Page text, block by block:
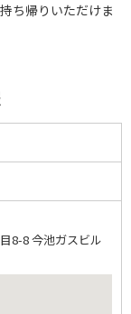
ち帰りいただけま
8-8 今池ガスビル